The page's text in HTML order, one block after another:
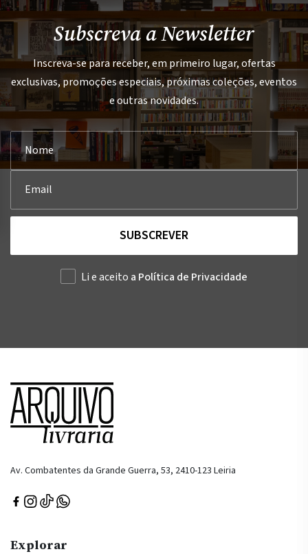
Subscreva a Newsletter
Inscreva-se para receber, em primeiro lugar, ofertas
exclusivas, promoções especiais, próximas coleções, eventos
e outras novidades.
SUBSCREVER
Li e aceito a Política de Privacidade
Av. Combatentes da Grande Guerra, 53, 2410-123 Leiria
Explorar